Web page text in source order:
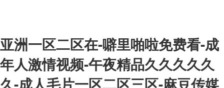
亚洲一区二区在-噼里啪啦免费看-成
年人激情视频-午夜精品久久久久久
久-成人毛片一区二区三区-麻豆传媒